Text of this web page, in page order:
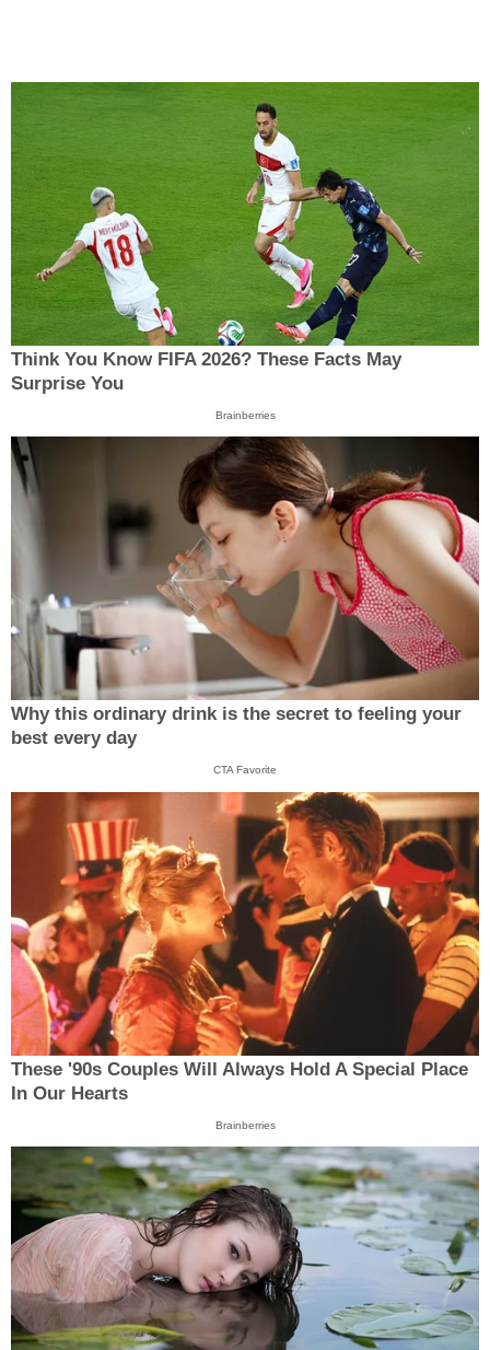
Think You Know FIFA 2026? These Facts May
Surprise You
Brainberries
Why this ordinary drink is the secret to feeling your
best every day
CTA Favorite
These '90s Couples Will Always Hold A Special Place
In Our Hearts
Brainberries